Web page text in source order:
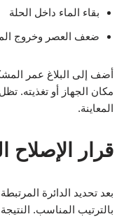
بقاء الماء داخل الحلة
ضعف العصر وخروج
أضف إلى البلاغ عمر
مكان الجهاز أو تغذيته.
المعاينة.
قرار الإصلاح
بعد تحديد الدائرة
بالترتيب المناسب.